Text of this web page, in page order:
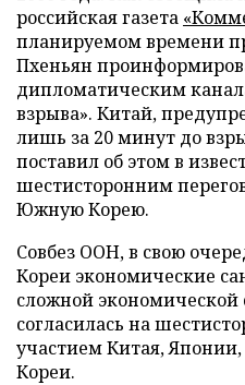
российская газета
планируемом времени
Пхеньян
дипломатическим
взрыва». Китай,
лишь за 20 минут до
поставил об этом в
шестисторонним
Южную Корею.
Совбез ООН, в свою
Кореи экономические
сложной
согласилась на
участием Китая,
Кореи.